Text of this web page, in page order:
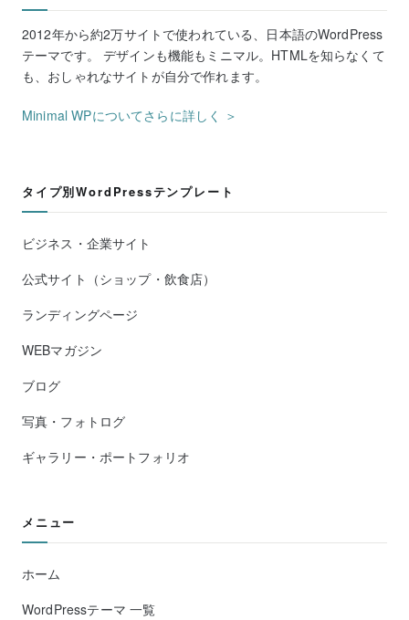
2012年から約2万サイトで使われている、日本語のWordPress
テーマです。 デザインも機能もミニマル。HTMLを知らなくて
も、おしゃれなサイトが自分で作れます。
Minimal WPについてさらに詳しく ＞
タイプ別WordPressテンプレート
ビジネス・企業サイト
公式サイト（ショップ・飲食店）
ランディングページ
WEBマガジン
ブログ
写真・フォトログ
ギャラリー・ポートフォリオ
メニュー
ホーム
WordPressテーマ 一覧